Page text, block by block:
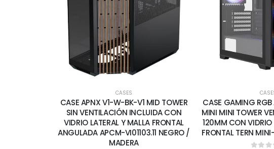
CASES
CASE APNX V1-W-BK-V1 MID TOWER
SIN VENTILACIÓN INCLUIDA CON
VIDRIO LATERAL Y MALLA FRONTAL
ANGULADA APCM-VI01103.11 NEGRO /
MADERA
CASE GAMING RGB
MINI MINI TOWER
120MM CON VIDRIO
FRONTAL TERN